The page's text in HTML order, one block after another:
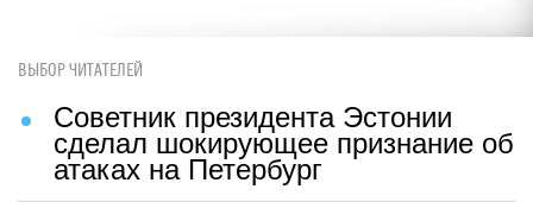
ВЫБОР ЧИТАТЕЛЕЙ
Советник президента Эстонии
сделал шокирующее признание об
атаках на Петербург